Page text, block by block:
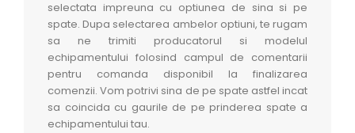
selectata impreuna cu optiunea de sina si pe
spate. Dupa selectarea ambelor optiuni, te rugam
sa ne trimiti producatorul si modelul
echipamentului folosind campul de comentarii
pentru comanda disponibil la finalizarea
comenzii. Vom potrivi sina de pe spate astfel incat
sa coincida cu gaurile de pe prinderea spate a
echipamentului tau.